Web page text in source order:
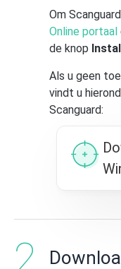
Om
Online portaal
de knop
Als u geen
vindt u
Scanguard: